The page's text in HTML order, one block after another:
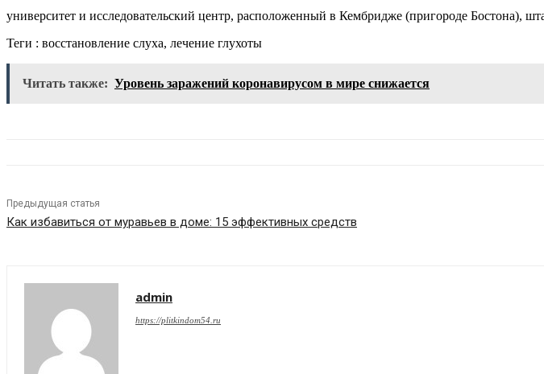
университет и исследовательский центр, расположенный в Кембридже (пригороде Бостона),
Теги : восстановление слуха, лечение глухоты
Читать также: Уровень заражений коронавирусом в мире снижается
Предыдущая статья
Как избавиться от муравьев в доме: 15 эффективных средств
admin
https://plitkindom54.ru